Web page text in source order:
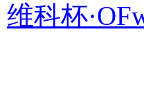
维科杯